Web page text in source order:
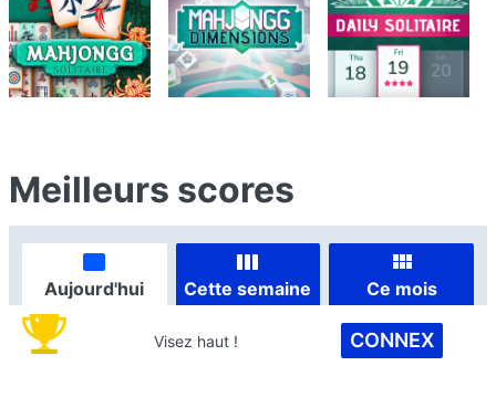
Meilleurs scores
Aujourd'hui Cette semaine Ce mois
Visez haut ! CONNEX